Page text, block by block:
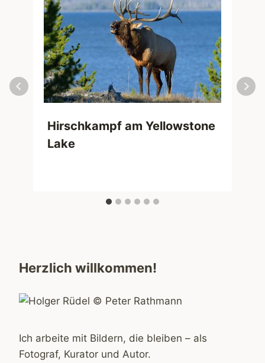
Hirschkampf am Yellowstone
Lake
Herzlich willkommen!
Ich arbeite mit Bildern, die bleiben – als
Fotograf, Kurator und Autor.